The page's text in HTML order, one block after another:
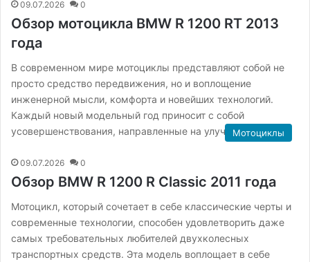
09.07.2026 0
Обзор мотоцикла BMW R 1200 RT 2013
года
В современном мире мотоциклы представляют собой не
просто средство передвижения, но и воплощение
инженерной мысли, комфорта и новейших технологий.
Каждый новый модельный год приносит с собой
усовершенствования, направленные на улучшение…
Мотоциклы
09.07.2026 0
Обзор BMW R 1200 R Classic 2011 года
Мотоцикл, который сочетает в себе классические черты и
современные технологии, способен удовлетворить даже
самых требовательных любителей двухколесных
транспортных средств. Эта модель воплощает в себе